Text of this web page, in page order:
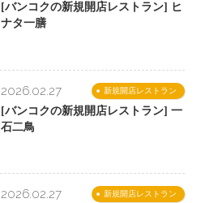
[バンコクの新規開店レストラン] ヒ
ナタ一膳
新規開店レストラン
2026.02.27
[バンコクの新規開店レストラン] 一
石二鳥
新規開店レストラン
2026.02.27